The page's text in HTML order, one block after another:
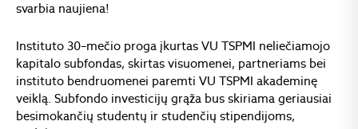
svarbia naujiena!
Instituto 30–mečio proga įkurtas VU TSPMI neliečiamojo
kapitalo subfondas, skirtas visuomenei, partneriams bei
instituto bendruomenei paremti VU TSPMI akademinę
veiklą. Subfondo investicijų grąža bus skiriama geriausiai
besimokančių studentų ir studenčių stipendijoms,